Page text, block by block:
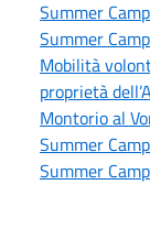
Summer
Summer
Mobilità
proprietà
Montorio al
Summer
Summer